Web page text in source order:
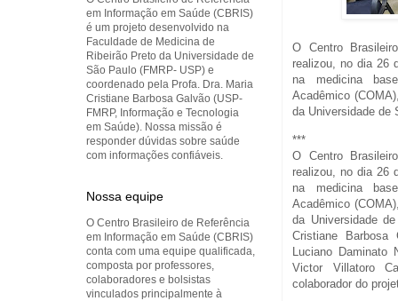
O Centro
realizou, no dia 26
na medicina
Acadêmico
da Universidade de
***
O Centro
realizou, no dia 26
na medicina
Acadêmico
da Universidade
Cristiane Barbosa
Luciano Daminato
Victor Villatoro
colaborador do
em Informação em Saúde (CBRIS)
é um projeto desenvolvido na
Faculdade de Medicina de
Ribeirão Preto da Universidade de
São Paulo (FMRP- USP) e
coordenado pela Profa. Dra. Maria
Cristiane Barbosa Galvão (USP-
FMRP, Informação e Tecnologia
em Saúde). Nossa missão é
responder dúvidas sobre saúde
com informações confiáveis.
Nossa equipe
O Centro Brasileiro de Referência
em Informação em Saúde (CBRIS)
conta com uma equipe qualificada,
composta por professores,
colaboradores e bolsistas
vinculados principalmente à